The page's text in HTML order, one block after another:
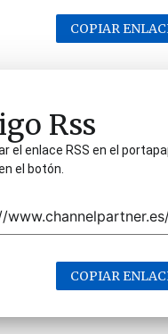
COPIAR
Rss
el enlace RSS en el
el botón.
COPIAR